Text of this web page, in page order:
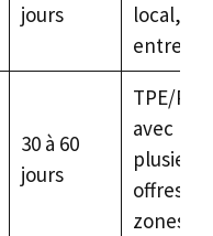
jours
local,
30 à 60
jours
TPE/PME
avec
plusieurs
offres ou
zones